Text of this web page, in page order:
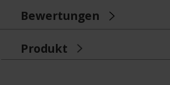
Bewertungen
Produkt